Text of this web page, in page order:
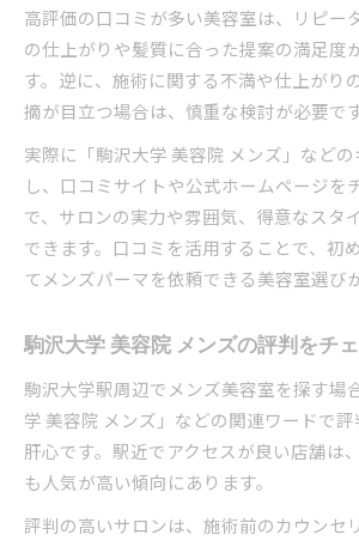
高評価の口コミが多い美容室は、リピー
の仕上がりや髪質に合った提案の満足度
す。逆に、施術に関する不満や仕上がり
摘が目立つ場合は、慎重な検討が必要です
実際に「駒沢大学 美容院 メンズ」など
し、口コミサイトや公式ホームページを
で、サロンの実力や雰囲気、得意なスタ
できます。口コミを活用することで、初
てメンズパーマを依頼できる美容室選び
駒沢大学 美容院 メンズの評判をチ
駒沢大学駅周辺でメンズ美容室を探す場
学 美容院 メンズ」などの関連ワードで
肝心です。駅近でアクセスが良い店舗は
も人気が高い傾向にあります。
評判の高いサロンは、施術前のカウンセ